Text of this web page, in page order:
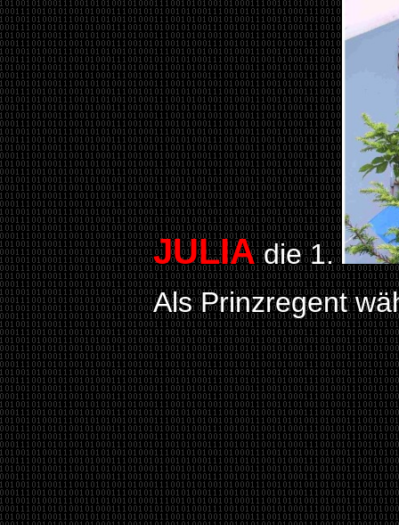
JULIAdie 1.
Als Prinzregent